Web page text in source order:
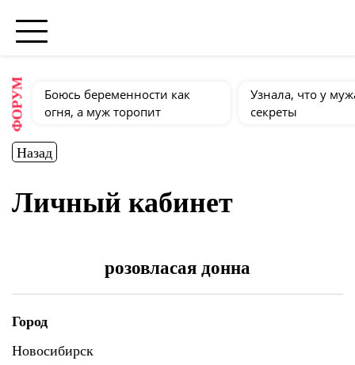
ФОРУМ
Боюсь беременности как
огня, а муж торопит
Узнала, что у
секреты
Назад
Личный кабинет
розовласая донна
Город
Новосибирск